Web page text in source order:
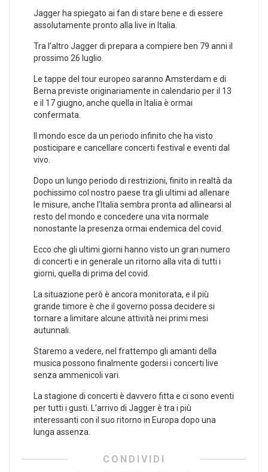
Jagger ha spiegato ai fan di stare bene e di essere
assolutamente pronto alla live in Italia.
Tra l’altro Jagger di prepara a compiere ben 79 anni il
prossimo 26 luglio.
Le tappe del tour europeo saranno Amsterdam e di
Berna previste originariamente in calendario per il 13
e il 17 giugno, anche quella in Italia è ormai
confermata.
Il mondo esce da un periodo infinito che ha visto
posticipare e cancellare concerti festival e eventi dal
vivo.
Dopo un lungo periodo di restrizioni, finito in realtà da
pochissimo col nostro paese tra gli ultimi ad allenare
le misure, anche l’Italia sembra pronta ad allinearsi al
resto del mondo e concedere una vita normale
nonostante la presenza ormai endemica del covid.
Ecco che gli ultimi giorni hanno visto un gran numero
di concerti e in generale un ritorno alla vita di tutti i
giorni, quella di prima del covid.
La situazione però è ancora monitorata, e il più
grande timore è che il governo possa decidere si
tornare a limitare alcune attività nei primi mesi
autunnali.
Staremo a vedere, nel frattempo gli amanti della
musica possono finalmente godersi i concerti live
senza ammenicoli vari.
La stagione di concerti è davvero fitta e ci sono eventi
per tutti i gusti. L’arrivo di Jagger è tra i più
interessanti con il suo ritorno in Europa dopo una
lunga assenza.
CONDIVIDI